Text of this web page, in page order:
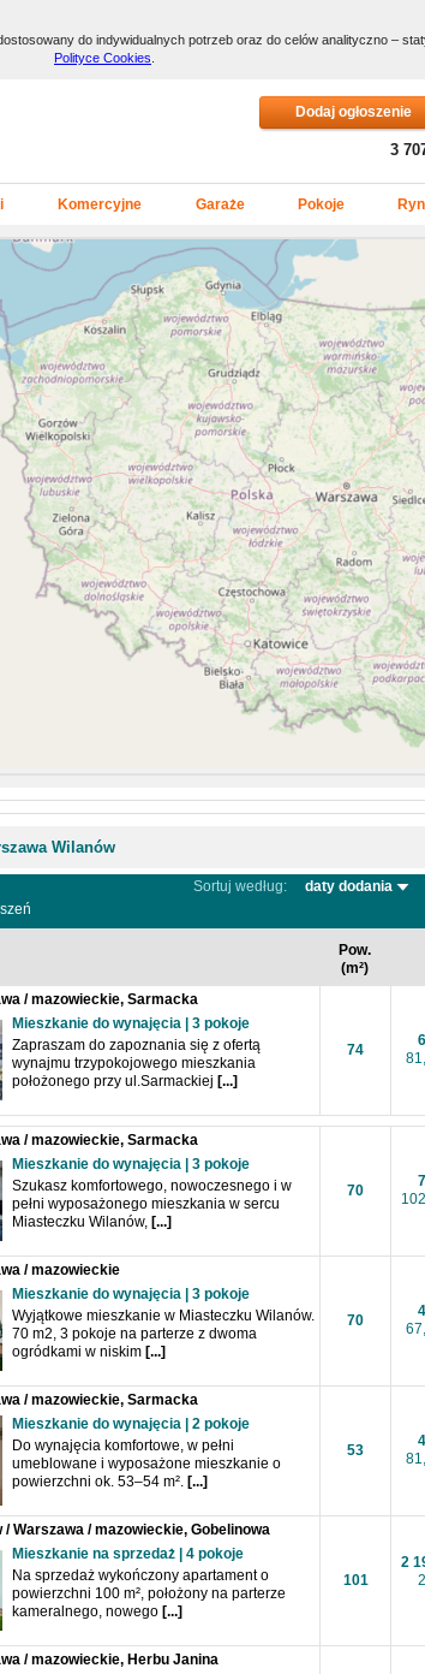
do indywidualnych potrzeb oraz do celów analityczno –
Polityce Cookies
3
Komercyjne Garaże Pokoje
Wilanów
Sortuj według: daty dodania
Pow.
(m²)
/ mazowieckie, Sarmacka
Mieszkanie do wynajęcia | 3 pokoje
Zapraszam do zapoznania się z ofertą
wynajmu trzypokojowego mieszkania
położonego przy ul.Sarmackiej [...]
74
/ mazowieckie, Sarmacka
Mieszkanie do wynajęcia | 3 pokoje
Szukasz komfortowego, nowoczesnego i w
pełni wyposażonego mieszkania w sercu
Miasteczku Wilanów, [...]
70
/ mazowieckie
Mieszkanie do wynajęcia | 3 pokoje
Wyjątkowe mieszkanie w Miasteczku Wilanów.
70 m2, 3 pokoje na parterze z dwoma
ogródkami w niskim [...]
70
/ mazowieckie, Sarmacka
Mieszkanie do wynajęcia | 2 pokoje
Do wynajęcia komfortowe, w pełni
umeblowane i wyposażone mieszkanie o
powierzchni ok. 53–54 m². [...]
53
/ Warszawa / mazowieckie, Gobelinowa
Mieszkanie na sprzedaż | 4 pokoje
Na sprzedaż wykończony apartament o
powierzchni 100 m², położony na parterze
kameralnego, nowego [...]
101
2
/ mazowieckie, Herbu Janina